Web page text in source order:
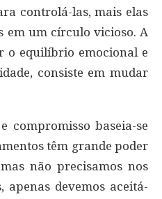
controlá-las, mais elas
em um círculo vicioso. A
o equilíbrio emocional e
consiste em mudar
compromisso baseia-se
têm grande poder
não precisamos nos
apenas devemos aceitá-